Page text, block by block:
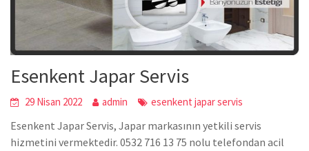
Esenkent Japar Servis
29 Nisan 2022 admin esenkent japar servis
Esenkent Japar Servis, Japar markasının yetkili servis
hizmetini vermektedir. 0532 716 13 75 nolu telefondan acil